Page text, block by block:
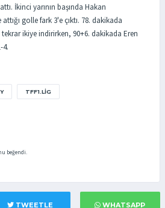
İkinci yarının başında Hakan
golle fark 3'e çıktı. 78. dakikada
tekrar ikiye indirirken, 90+6. dakikada Eren
4.
TFF1.LIG
beğendi.
TWEETLE WHATSAPP